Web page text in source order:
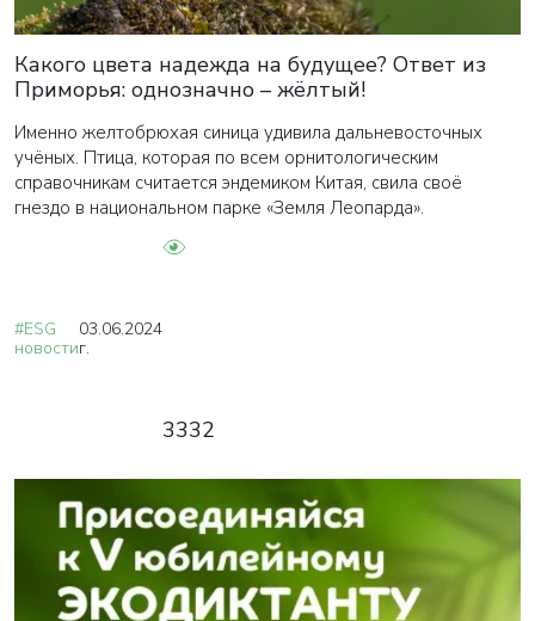
Какого цвета надежда на будущее? Ответ из
Приморья: однозначно – жёлтый!
Именно желтобрюхая синица удивила дальневосточных
учёных. Птица, которая по всем орнитологическим
справочникам считается эндемиком Китая, свила своё
гнездо в национальном парке «Земля Леопарда».
#ESG
новости
03.06.2024
г.
3332